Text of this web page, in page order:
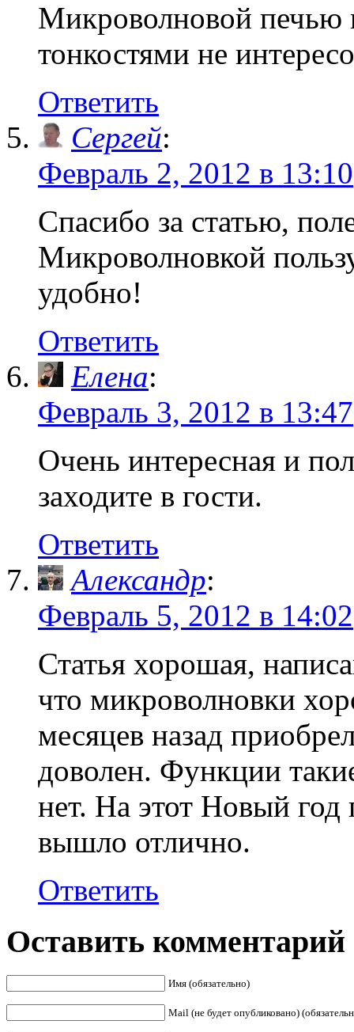
Микроволновой печью
тонкостями не
Ответить
Сергей:
Февраль 2, 2012 в 13:10
Спасибо за статью,
Микроволновкой
удобно!
Ответить
Елена:
Февраль 3, 2012 в 13:47
Очень интересная и
заходите в гости.
Ответить
Александр:
Февраль 5, 2012 в 14:02
Статья хорошая,
что микроволновки
месяцев назад
доволен. Функции
нет. На этот Новый год
вышло отлично.
Ответить
Оставить комментарий
Имя (обязательно)
Mail (не будет опубликовано)